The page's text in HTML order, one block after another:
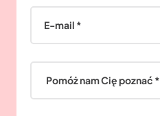
E-mail *
Pomóż nam Cię poznać *